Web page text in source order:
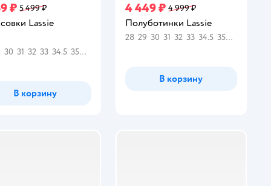
₽ 5 499 ₽
Lassie
30 31 32 33 34.5 35 36
В корзину
4 449 ₽ 4 999 ₽
Полуботинки Lassie
28 29 30 31 32 33 34.5 35 36
В корзину